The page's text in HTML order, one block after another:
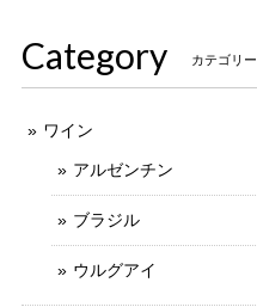
Category カテゴリー
ワイン
アルゼンチン
ブラジル
ウルグアイ